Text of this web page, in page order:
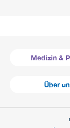
Medizin &
Über